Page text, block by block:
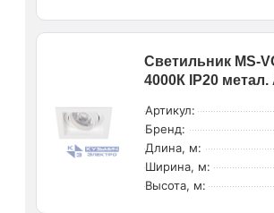
Светильник MS-
4000К IP20
Артикул:
Бренд:
Длина, м:
Ширина, м:
Высота, м: